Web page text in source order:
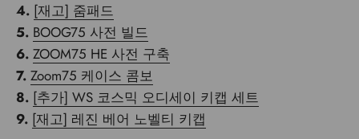
4. [재고] 줌패드
5. BOOG75 사전 빌드
6. ZOOM75 HE 사전 구축
7. Zoom75 케이스 콤보
8. [추가] WS 코스믹 오디세이 키캡 세트
9. [재고] 레진 베어 노벨티 키캡